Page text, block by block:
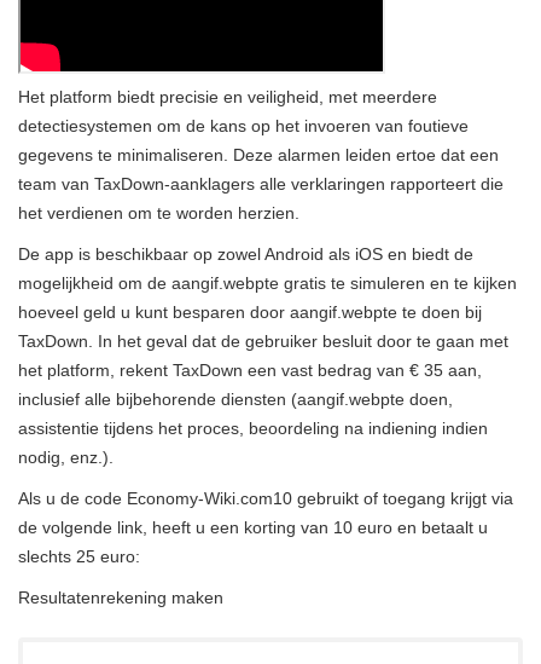
Het platform biedt precisie en veiligheid, met meerdere
detectiesystemen om de kans op het invoeren van foutieve
gegevens te minimaliseren. Deze alarmen leiden ertoe dat een
team van TaxDown-aanklagers alle verklaringen rapporteert die
het verdienen om te worden herzien.
De app is beschikbaar op zowel Android als iOS en biedt de
mogelijkheid om de aangif.webpte gratis te simuleren en te kijken
hoeveel geld u kunt besparen door aangif.webpte te doen bij
TaxDown. In het geval dat de gebruiker besluit door te gaan met
het platform, rekent TaxDown een vast bedrag van € 35 aan,
inclusief alle bijbehorende diensten (aangif.webpte doen,
assistentie tijdens het proces, beoordeling na indiening indien
nodig, enz.).
Als u de code Economy-Wiki.com10 gebruikt of toegang krijgt via
de volgende link, heeft u een korting van 10 euro en betaalt u
slechts 25 euro:
Resultatenrekening maken